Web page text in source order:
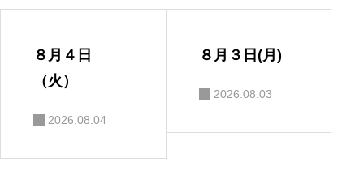
８月４日
（火）
2026.08.04
８月３日(月)
2026.08.03